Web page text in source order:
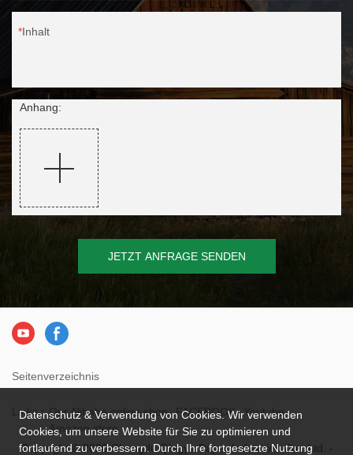
Inhalt
Anhang:
JETZT ANFRAGE SENDEN
Seitenverzeichnis
Links：Our Alibaba online shop FACEBOOK
Youtube
Amazon store
Copyright © 2026 Chengdu Qingya Paper Industries Co., Ltd. -
Datenschutz & Verwendung von Cookies. Wir verwenden
Cookies, um unsere Website für Sie zu optimieren und
fortlaufend zu verbessern. Durch Ihre fortgesetzte Nutzung